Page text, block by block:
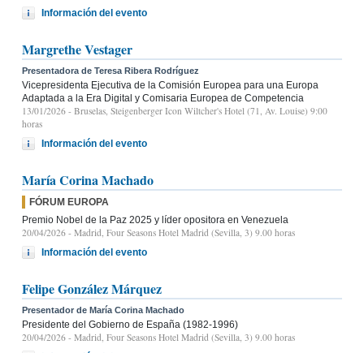
Información del evento
Margrethe Vestager
Presentadora de Teresa Ribera Rodríguez
Vicepresidenta Ejecutiva de la Comisión Europea para una Europa
Adaptada a la Era Digital y Comisaria Europea de Competencia
13/01/2026 - Bruselas, Steigenberger Icon Wiltcher's Hotel (71, Av. Louise) 9:00
horas
Información del evento
María Corina Machado
FÓRUM EUROPA
Premio Nobel de la Paz 2025 y líder opositora en Venezuela
20/04/2026 - Madrid, Four Seasons Hotel Madrid (Sevilla, 3) 9.00 horas
Información del evento
Felipe González Márquez
Presentador de María Corina Machado
Presidente del Gobierno de España (1982-1996)
20/04/2026 - Madrid, Four Seasons Hotel Madrid (Sevilla, 3) 9.00 horas